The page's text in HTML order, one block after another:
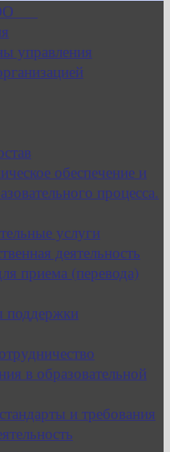
управления
обеспечение и
процесса.
услуги
деятельность
приема (перевода)
поддержки
в образовательной
и требования